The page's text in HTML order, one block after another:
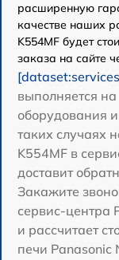
расширенную
качестве наших
K554MF будет
заказа на сайте
выполняется
оборудования
таких случаях
K554MF в
доставит
Закажите
сервис-центра
и рассчитает
печи Panasonic